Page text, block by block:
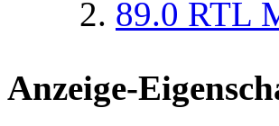
89.0 RTL
Anzeige-